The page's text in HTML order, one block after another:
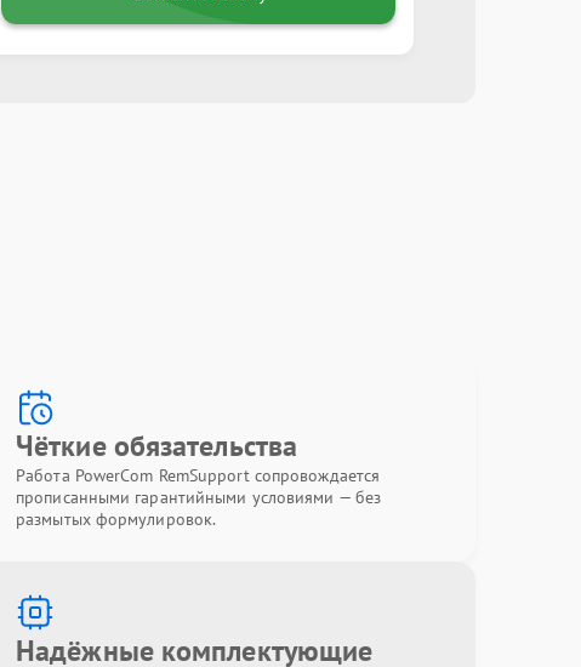
Чёткие обязательства
Работа PowerCom RemSupport сопровождается
прописанными гарантийными условиями — без
размытых формулировок.
Надёжные комплектующие